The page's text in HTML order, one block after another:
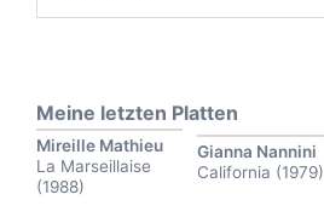
Meine letzten Platten
Mireille Mathieu
La Marseillaise
(1988)
Gianna Nannini
California (1979)